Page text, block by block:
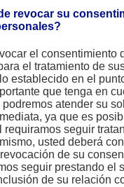
revocar su
el consentimiento
el tratamiento de
establecido en el
que tenga en
atender su
ya que es
seguir
usted deberá
de su
seguir prestando el
de su relación